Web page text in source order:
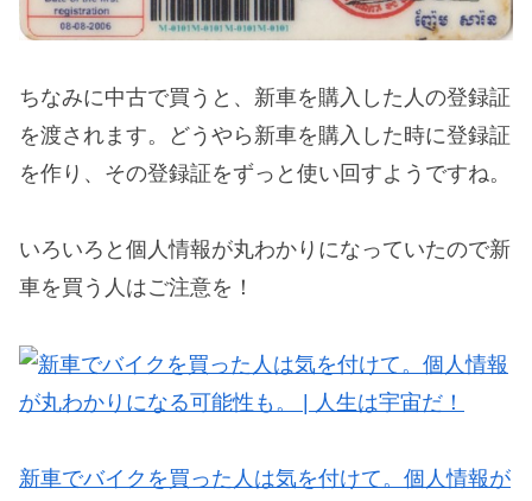
ちなみに中古で買うと、新車を購入した人の登録証
を渡されます。どうやら新車を購入した時に登録証
を作り、その登録証をずっと使い回すようですね。
いろいろと個人情報が丸わかりになっていたので新
車を買う人はご注意を！
新車でバイクを買った人は気を付けて。個人情報が